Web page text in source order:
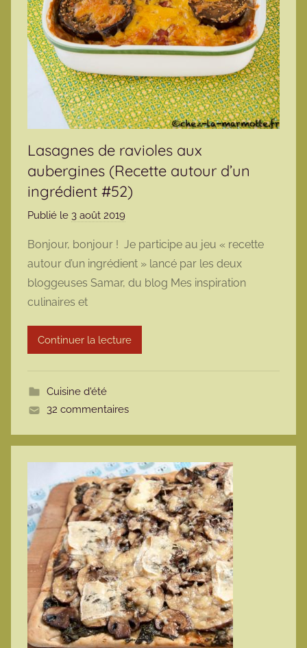
Lasagnes de ravioles aux
aubergines (Recette autour d’un
ingrédient #52)
Publié le 3 août 2019
r
m
a
o
t
Bonjour, bonjour ! Je participe au jeu « recette
autour d’un ingrédient » lancé par les deux
bloggeuses Samar, du blog Mes inspiration
culinaires et
Continuer la lecture
Cuisine d'été
32 commentaires